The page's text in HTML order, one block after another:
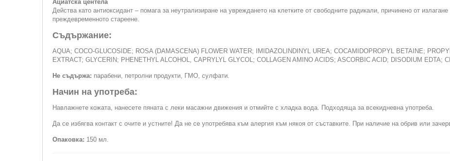
Ациатска центела
Действа като антиоксидант – помага за неутрализиране на увреждането на клетките от свободните радикали, причинено от
преждевременното стареене.
Съдържание:
AQUA; COCO-GLUCOSIDE; ROSA (DAMASCENA) FLOWER WATER; IMIDAZOLINDINYL UREA; COCAMIDOPROPYL BETAINE;
EXTRACT; GLYCERIN; PHENETHYL ALCOHOL, CAPRYLYL GLYCOL; COLLAGEN AMINO ACIDS; ASCORBIC ACID; DISODIUM EDTA;
Не съдържа: парабени, петролни продукти, ГМО, сулфати.
Начин на употреба:
Навлажнете кожата, нанесете пяната с леки масажни движения и отмийте с хладка вода. Подходяща за всекидневна употреба.
Да се избягва контакт с очите и устните! Да не се употребява към алергия към някоя от съставките. При наличие на обрив или
Опаковка: 150 мл.